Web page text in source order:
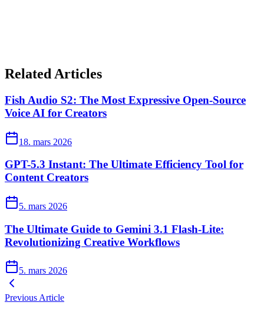
Related Articles
Fish Audio S2: The Most Expressive Open-Source
Voice AI for Creators
18. mars 2026
GPT-5.3 Instant: The Ultimate Efficiency Tool for
Content Creators
5. mars 2026
The Ultimate Guide to Gemini 3.1 Flash-Lite:
Revolutionizing Creative Workflows
5. mars 2026
Previous Article